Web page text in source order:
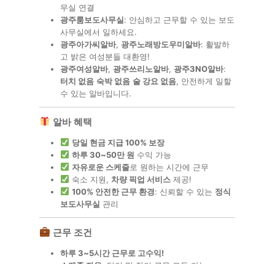
무실 연결
광주룸보도사무실: 안심하고 근무할 수 있는 보도
사무실에서 일하세요.
광주아가씨알바, 광주노래방도우미알바: 활발하
고 밝은 여성분들 대환영!
광주여성알바, 광주쓰리노알바, 광주3NO알바:
터치 없음 숙박 없음 술 강요 없음, 안전하게 일할
수 있는 알바입니다.
알바 혜택
당일 현금 지급 100% 보장
하루 30~50만 원 수익 가능
자유로운 스케줄로 원하는 시간에 근무
숙소 지원, 차량 픽업 서비스 제공!
100% 안전한 근무 환경: 신뢰할 수 있는 정식
보도사무실 관리
근무 조건
하루 3~5시간 근무로 고수익!